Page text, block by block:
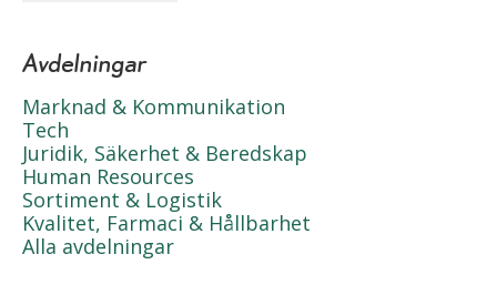
Avdelningar
Marknad & Kommunikation
Tech
Juridik, Säkerhet & Beredskap
Human Resources
Sortiment & Logistik
Kvalitet, Farmaci & Hållbarhet
Alla avdelningar